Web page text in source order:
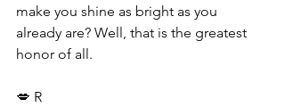
make you shine as bright as you
already are? Well, that is the greatest
honor of all.
💋 R